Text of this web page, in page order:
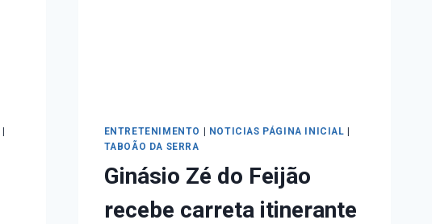
|
ENTRETENIMENTO | NOTICIAS PÁGINA INICIAL |
TABOÃO DA SERRA
Ginásio Zé do Feijão
recebe carreta itinerante